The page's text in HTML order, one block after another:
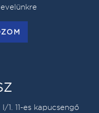
1. 11-es kapucsengő